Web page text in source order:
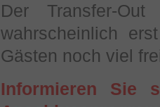
Der Transfer-
wahrscheinlich
Gästen noch viel
Informieren Sie